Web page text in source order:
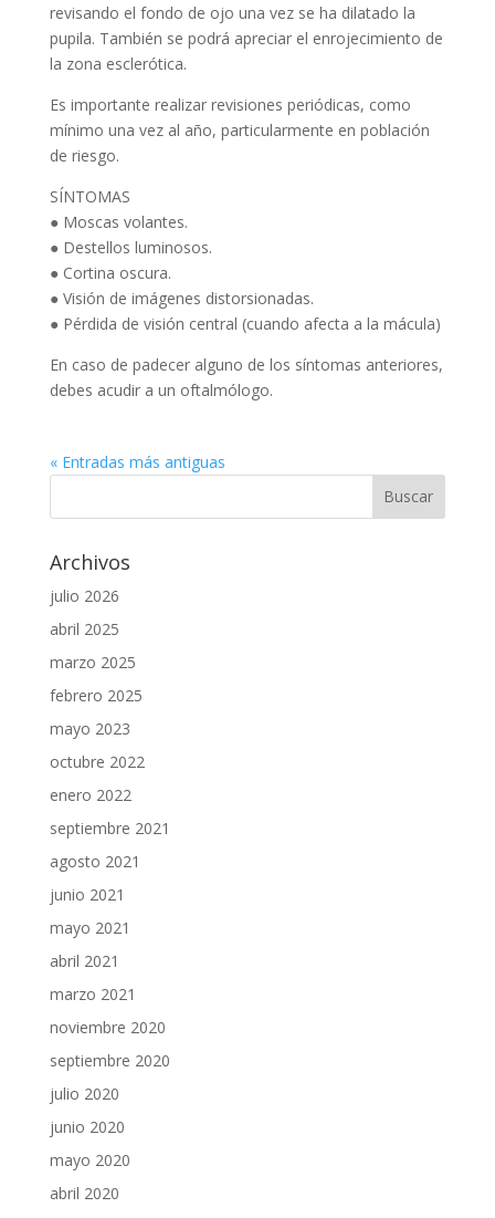
revisando el fondo de ojo una vez se ha dilatado la
pupila. También se podrá apreciar el enrojecimiento de
la zona esclerótica.
Es importante realizar revisiones periódicas, como
mínimo una vez al año, particularmente en población
de riesgo.
SÍNTOMAS
● Moscas volantes.
● Destellos luminosos.
● Cortina oscura.
● Visión de imágenes distorsionadas.
● Pérdida de visión central (cuando afecta a la mácula)
En caso de padecer alguno de los síntomas anteriores,
debes acudir a un oftalmólogo.
« Entradas más antiguas
Archivos
julio 2026
abril 2025
marzo 2025
febrero 2025
mayo 2023
octubre 2022
enero 2022
septiembre 2021
agosto 2021
junio 2021
mayo 2021
abril 2021
marzo 2021
noviembre 2020
septiembre 2020
julio 2020
junio 2020
mayo 2020
abril 2020